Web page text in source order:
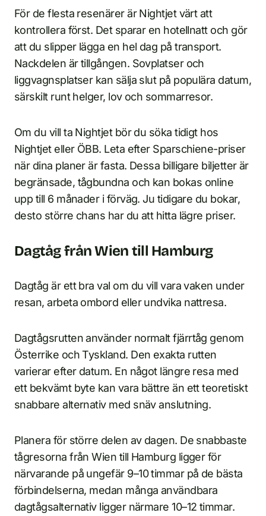
För de flesta resenärer är Nightjet värt att
kontrollera först. Det sparar en hotellnatt och gör
att du slipper lägga en hel dag på transport.
Nackdelen är tillgången. Sovplatser och
liggvagnsplatser kan sälja slut på populära datum,
särskilt runt helger, lov och sommarresor.
Om du vill ta Nightjet bör du söka tidigt hos
Nightjet eller ÖBB. Leta efter Sparschiene-priser
när dina planer är fasta. Dessa billigare biljetter är
begränsade, tågbundna och kan bokas online
upp till 6 månader i förväg. Ju tidigare du bokar,
desto större chans har du att hitta lägre priser.
Dagtåg från Wien till Hamburg
Dagtåg är ett bra val om du vill vara vaken under
resan, arbeta ombord eller undvika nattresa.
Dagtågsrutten använder normalt fjärrtåg genom
Österrike och Tyskland. Den exakta rutten
varierar efter datum. En något längre resa med
ett bekvämt byte kan vara bättre än ett teoretiskt
snabbare alternativ med snäv anslutning.
Planera för större delen av dagen. De snabbaste
tågresorna från Wien till Hamburg ligger för
närvarande på ungefär 9–10 timmar på de bästa
förbindelserna, medan många användbara
dagtågsalternativ ligger närmare 10–12 timmar.